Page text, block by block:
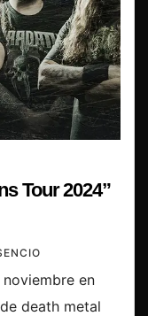
Tour 2024”
en
death metal